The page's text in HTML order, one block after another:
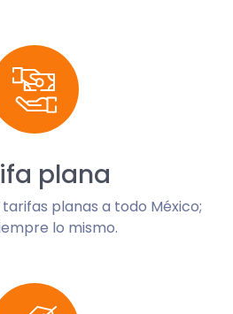
plana
planas a todo México;
lo mismo.